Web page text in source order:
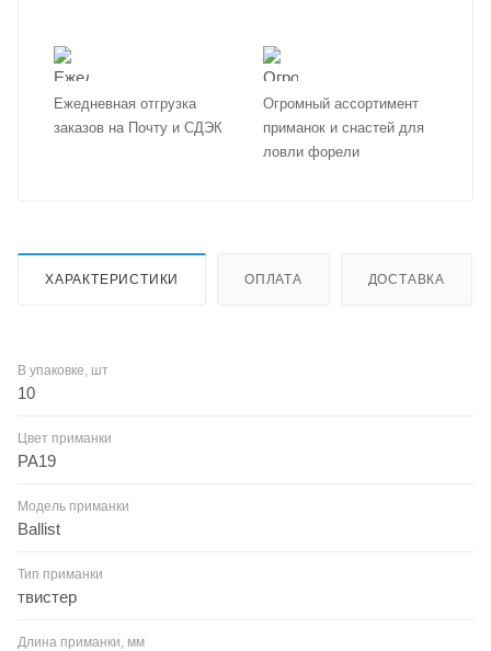
Ежедневная отгрузка
заказов на Почту и СДЭК
Огромный ассортимент
приманок и снастей для
ловли форели
ХАРАКТЕРИСТИКИ ОПЛАТА ДОСТАВКА
В упаковке, шт
10
Цвет приманки
PA19
Модель приманки
Ballist
Тип приманки
твистер
Длина приманки, мм